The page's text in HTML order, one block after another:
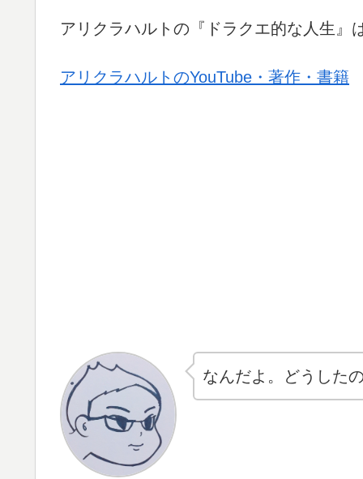
アリクラハルトの『ドラクエ的な人生』
アリクラハルトのYouTube・著作・書籍
なんだよ。どうした